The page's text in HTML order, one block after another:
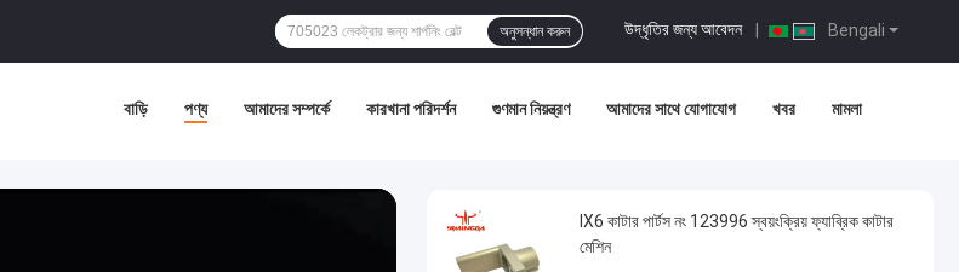
Bengali
উদ্ধৃতির জন্য আবেদন
অনুসন্ধান করুন
বাড়ি পণ্য আমাদের সম্পর্কে কারখানা পরিদর্শন গুণমান নিয়ন্ত্রণ আমাদের সাথে যোগাযোগ খবর মামলা
IX6 কাটার পার্টস নং 123996 স্বয়ংক্রিয় ফ্যাব্রিক কাটার
মেশিন